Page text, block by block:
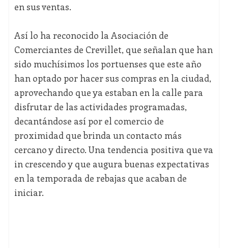
en sus ventas.
Así lo ha reconocido la Asociación de
Comerciantes de Crevillet, que señalan que han
sido muchísimos los portuenses que este año
han optado por hacer sus compras en la ciudad,
aprovechando que ya estaban en la calle para
disfrutar de las actividades programadas,
decantándose así por el comercio de
proximidad que brinda un contacto más
cercano y directo. Una tendencia positiva que va
in crescendo y que augura buenas expectativas
en la temporada de rebajas que acaban de
iniciar.